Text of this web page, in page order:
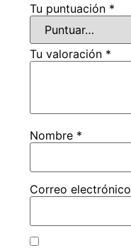
Tu puntuación *
Tu valoración *
Nombre *
Correo electrónico